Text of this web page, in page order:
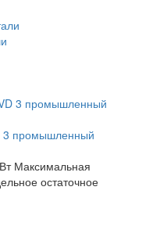
3 промышленный
Максимальная
остаточное